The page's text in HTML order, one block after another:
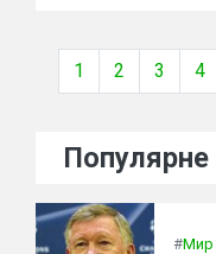
1 2 3 4
Популярне
#Мир